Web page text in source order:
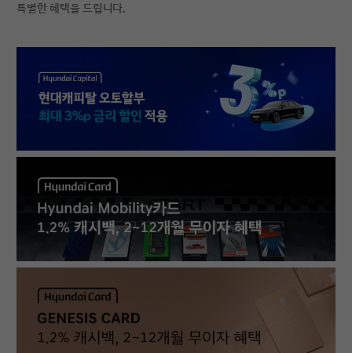
특별한 혜택을 드립니다.